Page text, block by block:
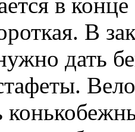
В
дать